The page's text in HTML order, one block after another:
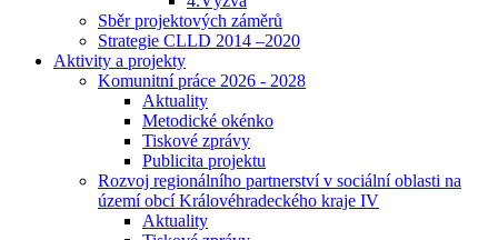
Sběr projektových záměrů
Strategie CLLD 2014 –2020
Aktivity a projekty
Komunitní práce 2026 - 2028
Aktuality
Metodické okénko
Tiskové zprávy
Publicita projektu
Rozvoj regionálního partnerství v sociální oblasti na
území obcí Královéhradeckého kraje IV
Aktuality